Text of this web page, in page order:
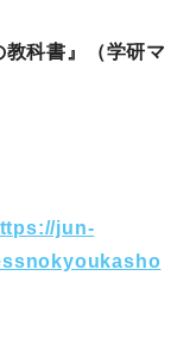
科書』（学研マ
jun-